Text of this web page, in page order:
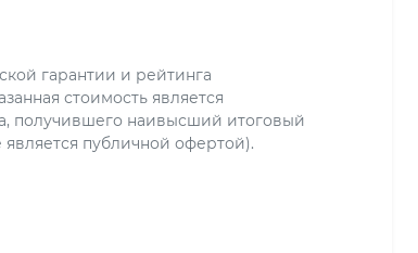
гарантии и рейтинга
стоимость является
получившего наивысший итоговый
публичной офертой).